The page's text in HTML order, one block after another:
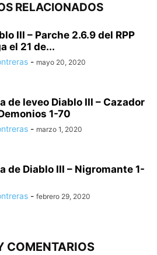
RELACIONADOS
III – Parche 2.6.9 del RPP
el 21 de...
- mayo 20, 2020
de leveo Diablo III – Cazador
1-70
- marzo 1, 2020
de Diablo III – Nigromante 1-
- febrero 29, 2020
COMENTARIOS